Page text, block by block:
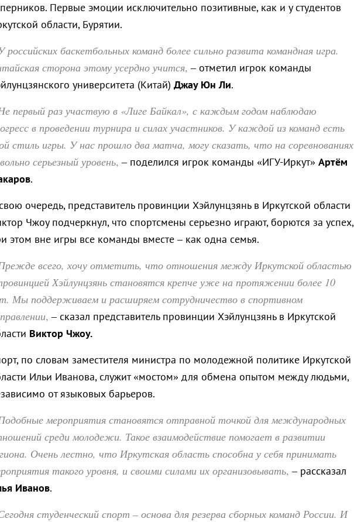
Первые эмоции исключительно позитивные, как и у студентов
области, Бурятии.
российских баскетбольных команд более сильно развита командная игра.
сторона этому усердно учится, – отметил игрок команды
университета (Китай) Джау Юн Ли.
первый раз участвую в «Лиге Байкал», с каждым годом наблюдаю
в проведении турнира и силах участников. У каждой из команд есть
стиль игры. У нас прошло два матча, могу сказать, что на соревнованиях
серьезный уровень,– поделился игрок команды «ИГУ-Иркут» Артём
.
очередь, представитель провинции Хэйлунцзянь в Иркутской области
Чжоу подчеркнул, что спортсмены серьезно играют, борются за успех,
этом вне игры все команды вместе – как одна семья.
всего, хочу отметить, что отношения между Иркутской областью
Хэйлунцзянь становятся крепче уже на протяжении более 10
Мы поддерживаем и расширяем сотрудничество в спортивном
,– сказал представитель провинции Хэйлунцзянь в Иркутской
Виктор Чжоу.
по словам заместителя министра по молодежной политике Иркутской
Ильи Иванова, служит «мостом» для обмена опытом между людьми,
от языковых барьеров.
мероприятия становятся отправной точкой для международных
среди молодежи. Такое взаимодействие помогает в развитии
Очень лестно, что Иркутская область способна у себя принимать
такого уровня, и своими силами их организовывать, – рассказал
Иванов.
студенческий спорт – основа для резерва сборных команд России. И